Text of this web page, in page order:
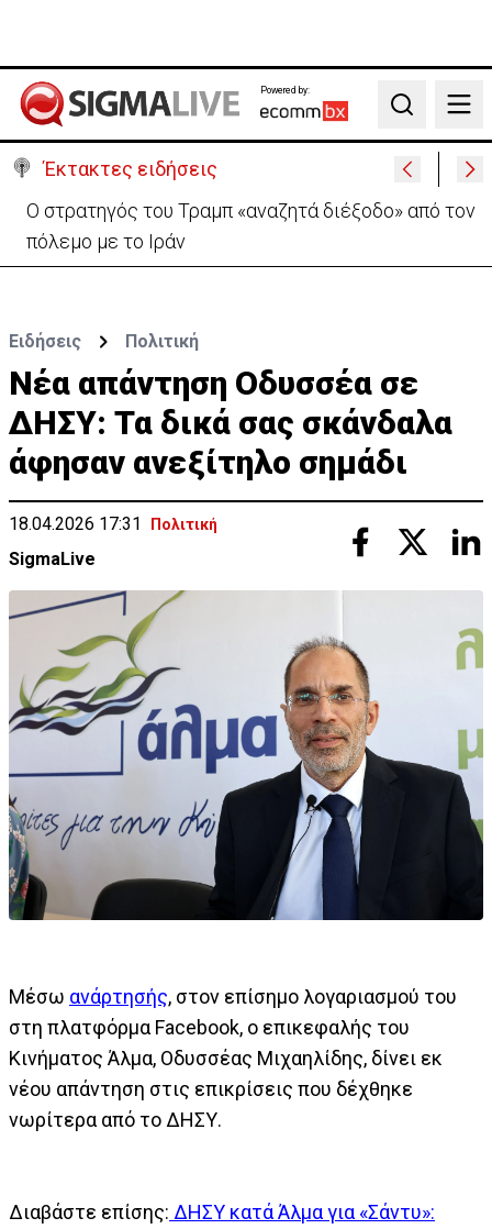
Powered by:
Search
Έκτακτες ειδήσεις
Ο στρατηγός του Τραμπ «αναζητά διέξοδο» από τον
πόλεμο με το Ιράν
Ειδήσεις Πολιτική
Νέα απάντηση Οδυσσέα σε
ΔΗΣΥ: Τα δικά σας σκάνδαλα
άφησαν ανεξίτηλο σημάδι
18.04.2026 17:31 Πολιτική
SigmaLive
Μέσω ανάρτησής, στον επίσημο λογαριασμού του
στη πλατφόρμα Facebook, ο επικεφαλής του
Κινήματος Άλμα, Οδυσσέας Μιχαηλίδης, δίνει εκ
νέου απάντηση στις επικρίσεις που δέχθηκε
νωρίτερα από το ΔΗΣΥ.
Διαβάστε επίσης: ΔΗΣΥ κατά Άλμα για «Σάντυ»: